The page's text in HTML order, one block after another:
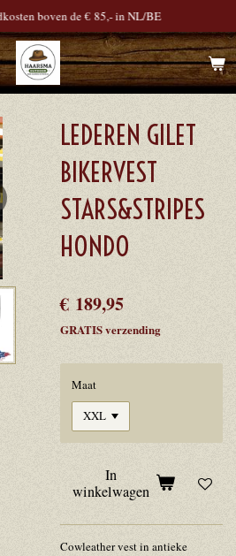
boven de € 85,- in NL/BE
LEDEREN GILET
BIKERVEST
STARS&STRIPES
HONDO
€ 189,95
GRATIS verzending
Maat
In
winkelwagen
Cowleathervestin antieke